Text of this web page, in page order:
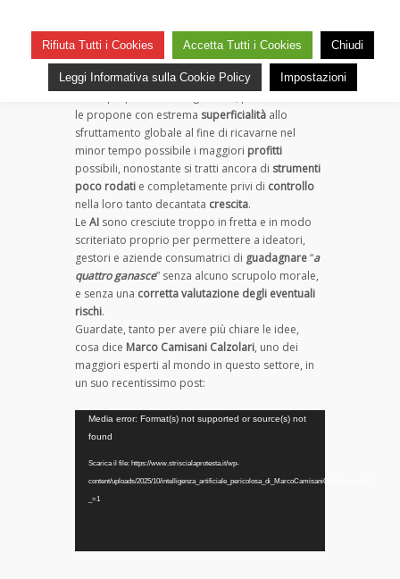
ai!
Ci
faranno
male
16
Il vero problema delleinnovazioni tecnologiche
non sta solo nel cattivo utilizzo, o
le propone con estrema superficialità allo
sfruttamento globale al fine di ricavarne nel
minor tempo possibile i maggiori profitti
possibili, nonostante si tratti ancora di strumenti
poco rodati e completamente privi di controllo
nella loro tanto decantata crescita.
Le AI sono cresciute troppo in fretta e in modo
scriteriato proprio per permettere a ideatori,
gestori e aziende consumatrici di guadagnare“a
quattro ganasce” senza alcuno scrupolo morale,
e senza una corretta valutazione degli eventuali
rischi.
Guardate, tanto per avere più chiare le idee,
cosa dice Marco Camisani Calzolari, uno dei
maggiori esperti al mondo in questo settore, in
un suo recentissimo post:
Video
Media error: Format(s) not supported or source(s) not
found
Scarica il file: https://www.striscialaprotesta.it/wp-
content/uploads/2025/10/intelligenza_artificiale_pericolosa_di_MarcoCamisaniCalzolari.mp4?
_=1
Rifiuta Tutti i Cookies Accetta Tutti i Cookies Chiudi
Leggi Informativa sulla Cookie Policy Impostazioni